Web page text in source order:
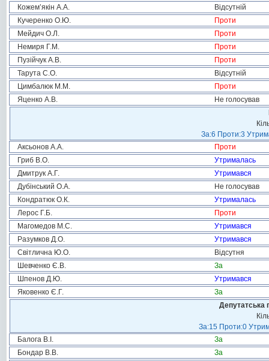
Кожем’якін А.А.
Відсутній
Кучеренко О.Ю.
Проти
Мейдич О.Л.
Проти
Немиря Г.М.
Проти
Пузійчук А.В.
Проти
Тарута С.О.
Відсутній
Цимбалюк М.М.
Проти
Яценко А.В.
Не голосував
За:6 Проти:3
Аксьонов А.А.
Проти
Гриб В.О.
Утрималась
Дмитрук А.Г.
Утримався
Дубінський О.А.
Не голосував
Кондратюк О.К.
Утрималась
Лерос Г.Б.
Проти
Магомедов М.С.
Утримався
Разумков Д.О.
Утримався
Світлична Ю.О.
Відсутня
Шевченко Є.В.
За
Шпенов Д.Ю.
Утримався
Яковенко Є.Г.
За
Депутатська
За:15 Проти:0
Балога В.І.
За
Бондар В.В.
За